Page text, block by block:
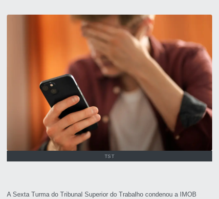
TST
A Sexta Turma do Tribunal Superior do Trabalho condenou a IMOB